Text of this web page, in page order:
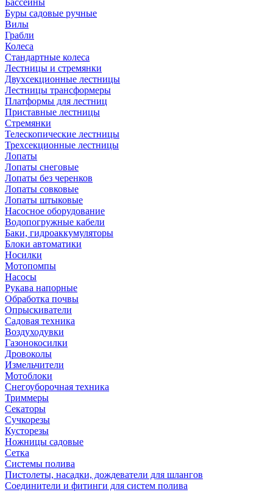
Бассейны
Буры садовые ручные
Вилы
Грабли
Колеса
Стандартные колеса
Лестницы и стремянки
Двухсекционные лестницы
Лестницы трансформеры
Платформы для лестниц
Приставные лестницы
Стремянки
Телескопические лестницы
Трехсекционные лестницы
Лопаты
Лопаты снеговые
Лопаты без черенков
Лопаты совковые
Лопаты штыковые
Насосное оборудование
Водопогружные кабели
Баки, гидроаккумуляторы
Блоки автоматики
Носилки
Мотопомпы
Насосы
Рукава напорные
Обработка почвы
Опрыскиватели
Садовая техника
Воздуходувки
Газонокосилки
Дровоколы
Измельчители
Мотоблоки
Снегоуборочная техника
Триммеры
Секаторы
Сучкорезы
Кусторезы
Ножницы садовые
Сетка
Системы полива
Пистолеты, насадки, дождеватели для шлангов
Соединители и фитинги для систем полива